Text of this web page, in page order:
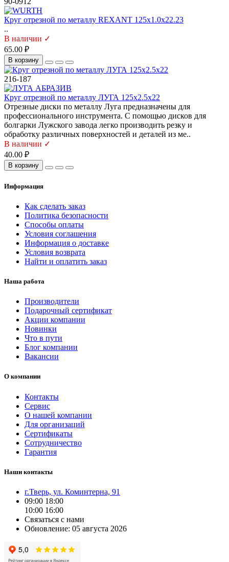
Круг отрезной по металлу REXANT 125х1.0х22.23
..
В наличии ✓
65.00 ₽
В корзину
216-187
Круг отрезной по металлу ЛУГА 125х2.5х22
Отрезные диски по металлу Луга предназначены для
профессионального инструмента. С помощью дисков для
болгарки Лужского завода легко производить резку и
обработку различных поверхностей и деталей из ме..
В наличии ✓
40.00 ₽
В корзину
Информация
Как сделать заказ
Политика безопасности
Способы оплаты
Условия соглашения
Информация о доставке
Условия возврата
Найти и оплатить заказ
Наша работа
Производители
Подарочный сертификат
Акции компании
Новинки
Что в пути
Блог компании
Вакансии
О компании
Контакты
Сервис
О нашей компании
Для организаций
Сертификаты
Сотрудничество
Гарантия
Наши контакты
г.Тверь, ул. Коминтерна, 91
09:00 18:00
10:00 16:00
Связаться с нами
Обновление: 05 августа 2026